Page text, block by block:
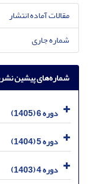
مقالات آماده انتشار
شماره جاری
شماره‌های پیشین
دوره 6 (1405)
دوره 5 (1404)
دوره 4 (1403)